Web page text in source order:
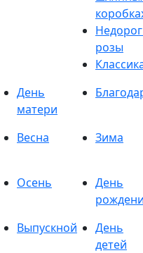
розы
День
матери
Весна Зима
Осень
День
Выпускной
День
детей